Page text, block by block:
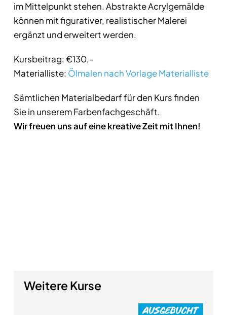
im Mittelpunkt stehen. Abstrakte Acrylgemälde
können mit figurativer, realistischer Malerei
ergänzt und erweitert werden.
Kursbeitrag: €130,-
Materialliste: Ölmalen nach Vorlage Materialliste
Sämtlichen Materialbedarf für den Kurs finden
Sie in unserem Farbenfachgeschäft.
Wir freuen uns auf eine kreative Zeit mit Ihnen!
Weitere Kurse